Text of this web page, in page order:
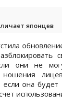
японцев
они не
ношения
если она